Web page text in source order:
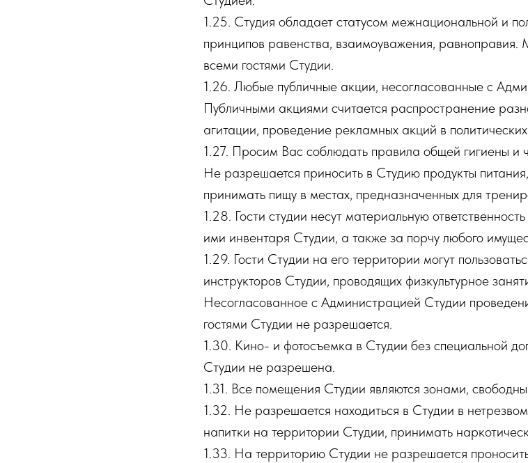
1.25. Студия обладает статусом межнациональной и
принципов равенства, взаимоуважения,
всеми гостями Студии.
1.26. Любые публичные акции, несогласованные с
Публичными акциями считается распространение
агитации, проведение рекламных акций в
1.27. Просим Вас соблюдать правила общей гигиены и
Не разрешается приносить в Студию продукты
принимать пищу в местах, предназначенных для
1.28. Гости студии несут материальную
ими инвентаря Студии, а также за порчу любого
1.29. Гости Студии на его территории могут
инструкторов Студии, проводящих физкультурное
Несогласованное с Администрацией Студии
гостями Студии не разрешается.
1.30. Кино- и фотосъемка в Студии без специальной
Студии не разрешена.
1.31. Все помещения Студии являются зонами,
1.32. Не разрешается находиться в Студии в
напитки на территории Студии, принимать
1.33. На территорию Студии не разрешается